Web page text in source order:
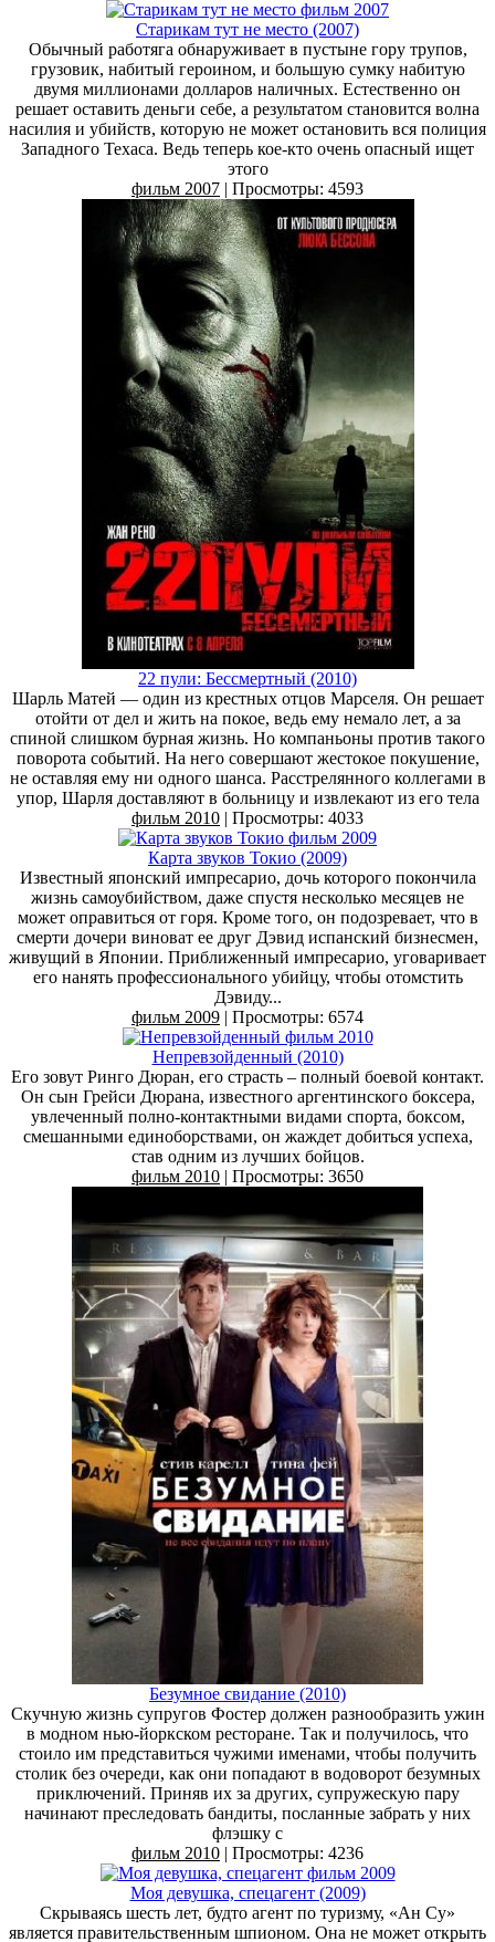
Старикам тут не место (2007)
Обычный работяга обнаруживает в пустыне гору трупов,
грузовик, набитый героином, и большую сумку набитую
двумя миллионами долларов наличных. Естественно он
решает оставить деньги себе, а результатом становится волна
насилия и убийств, которую не может остановить вся полиция
Западного Техаса. Ведь теперь кое-кто очень опасный ищет
этого
фильм 2007 | Просмотры: 4593
22 пули: Бессмертный (2010)
Шарль Матей — один из крестных отцов Марселя. Он решает
отойти от дел и жить на покое, ведь ему немало лет, а за
спиной слишком бурная жизнь. Но компаньоны против такого
поворота событий. На него совершают жестокое покушение,
не оставляя ему ни одного шанса. Расстрелянного коллегами в
упор, Шарля доставляют в больницу и извлекают из его тела
фильм 2010 | Просмотры: 4033
Карта звуков Токио (2009)
Известный японский импресарио, дочь которого покончила
жизнь самоубийством, даже спустя несколько месяцев не
может оправиться от горя. Кроме того, он подозревает, что в
смерти дочери виноват ее друг Дэвид испанский бизнесмен,
живущий в Японии. Приближенный импресарио, уговаривает
его нанять профессионального убийцу, чтобы отомстить
Дэвиду...
фильм 2009 | Просмотры: 6574
Непревзойденный (2010)
Его зовут Ринго Дюран, его страсть – полный боевой контакт.
Он сын Грейси Дюрана, известного аргентинского боксера,
увлеченный полно-контактными видами спорта, боксом,
смешанными единоборствами, он жаждет добиться успеха,
став одним из лучших бойцов.
фильм 2010 | Просмотры: 3650
Безумное свидание (2010)
Скучную жизнь супругов Фостер должен разнообразить ужин
в модном нью-йоркском ресторане. Так и получилось, что
стоило им представиться чужими именами, чтобы получить
столик без очереди, как они попадают в водоворот безумных
приключений. Приняв их за других, супружескую пару
начинают преследовать бандиты, посланные забрать у них
флэшку с
фильм 2010 | Просмотры: 4236
Моя девушка, спецагент (2009)
Скрываясь шесть лет, будто агент по туризму, «Ан Су»
является правительственным шпионом. Она не может открыть